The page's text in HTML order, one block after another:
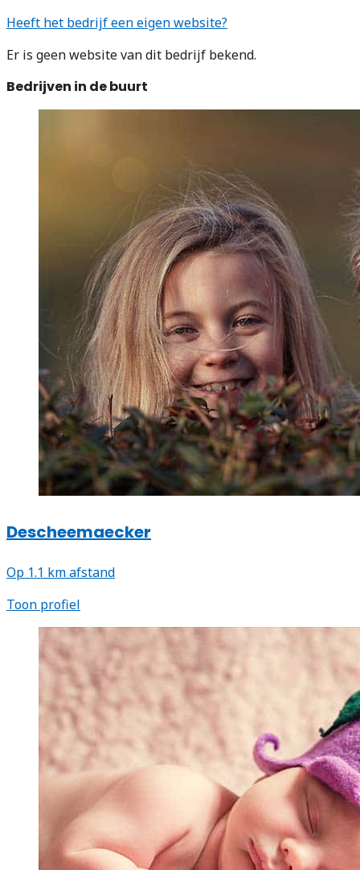
Heeft het bedrijf een eigen website?
Er is geen website van dit bedrijf bekend.
Bedrijven in de buurt
Descheemaecker
Op 1.1 km afstand
Toon profiel